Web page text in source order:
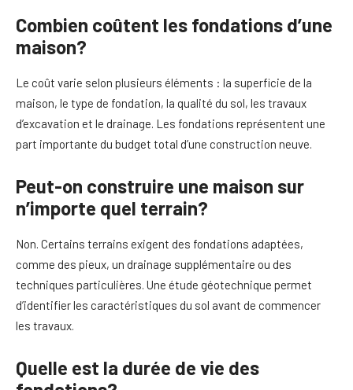
Combien coûtent les fondations d’une
maison?
Le coût varie selon plusieurs éléments : la superficie de la
maison, le type de fondation, la qualité du sol, les travaux
d’excavation et le drainage. Les fondations représentent une
part importante du budget total d’une construction neuve.
Peut-on construire une maison sur
n’importe quel terrain?
Non. Certains terrains exigent des fondations adaptées,
comme des pieux, un drainage supplémentaire ou des
techniques particulières. Une étude géotechnique permet
d’identifier les caractéristiques du sol avant de commencer
les travaux.
Quelle est la durée de vie des